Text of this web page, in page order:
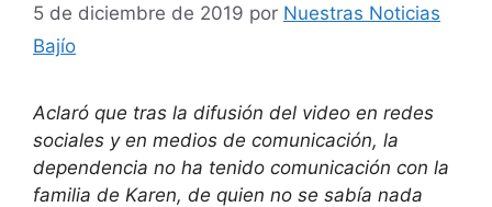
5 de diciembre de 2019 por Nuestras Noticias
Bajío
Aclaró que tras la difusión del video en redes
sociales y en medios de comunicación, la
dependencia no ha tenido comunicación con la
familia de Karen, de quien no se sabía nada